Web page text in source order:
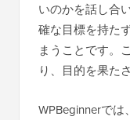
いのかを話し合
確な目標を持た
まうことです。
り、目的を果た
WPBeginnerでは